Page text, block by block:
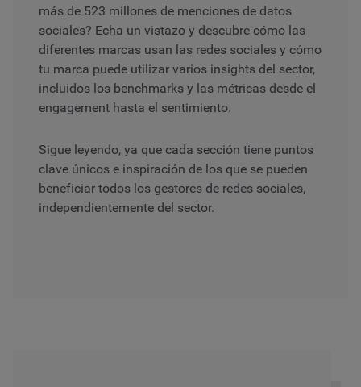
más de 523 millones de menciones de datos
sociales? Echa un vistazo y descubre cómo las
diferentes marcas usan las redes sociales y cómo
tu marca puede utilizar varios insights del sector,
incluidos los benchmarks y las métricas desde el
engagement hasta el sentimiento.
Sigue leyendo, ya que cada sección tiene puntos
clave únicos e inspiración de los que se pueden
beneficiar todos los gestores de redes sociales,
independientemente del sector.